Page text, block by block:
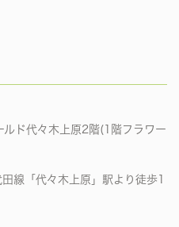
ド代々木上原2階(1階フラワー
線「代々木上原」駅より徒歩1